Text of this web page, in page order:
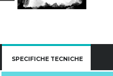
SPECIFICHE TECNICHE